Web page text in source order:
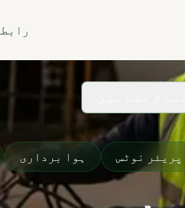
رابطہ
ہوا برداری